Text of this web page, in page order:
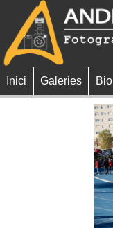
Inici Galeries Bio